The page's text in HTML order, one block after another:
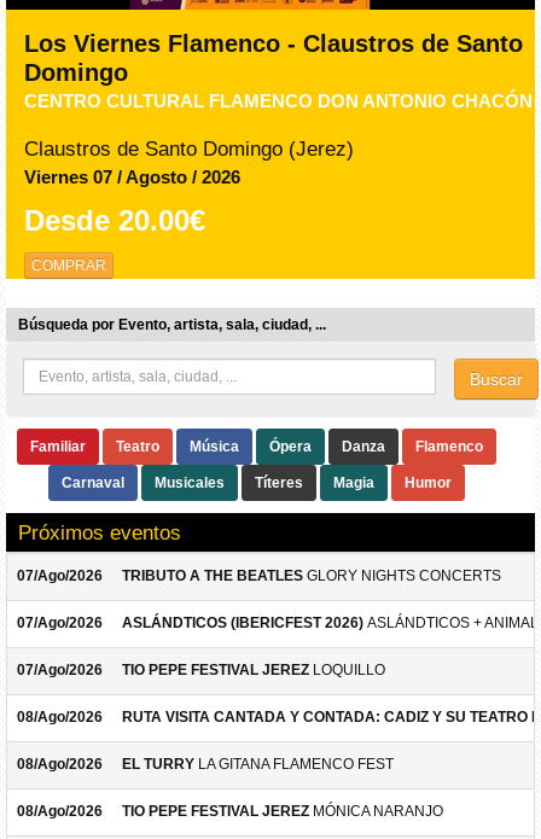
Los Viernes Flamenco - Claustros de Santo
Domingo
CENTRO CULTURAL FLAMENCO DON ANTONIO CHACÓN
Claustros de Santo Domingo (Jerez)
Viernes 07 / Agosto / 2026
Desde 20.00€
COMPRAR
Búsqueda por Evento, artista, sala, ciudad, ...
Buscar
Familiar Teatro Música Ópera Danza Flamenco
Carnaval Musicales Títeres Magia Humor
Próximos eventos
07/Ago/2026 TRIBUTO A THE BEATLES GLORY NIGHTS CONCERTS
07/Ago/2026 ASLÁNDTICOS (IBERICFEST 2026) ASLÁNDTICOS +
07/Ago/2026 TIO PEPE FESTIVAL JEREZ LOQUILLO
08/Ago/2026 RUTA VISITA CANTADA Y CONTADA: CADIZ Y SU TEATRO
08/Ago/2026 EL TURRY LA GITANA FLAMENCO FEST
08/Ago/2026 TIO PEPE FESTIVAL JEREZ MÓNICA NARANJO